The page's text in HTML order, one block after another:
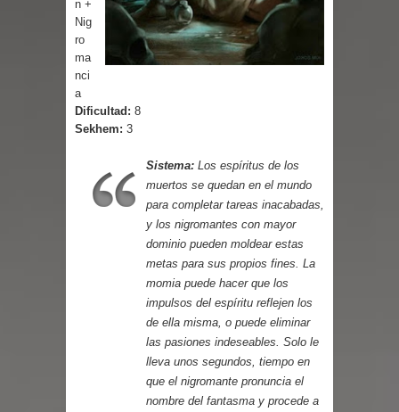
Cuentos
n +
Nig
ro
ma
nci
a
Dificultad: 8
Sekhem: 3
Sistema: Los espíritus de los
muertos se quedan en el mundo
para completar tareas inacabadas,
y los nigromantes con mayor
dominio pueden moldear estas
metas para sus propios fines. La
momia puede hacer que los
impulsos del espíritu reflejen los
de ella misma, o puede eliminar
las pasiones indeseables. Solo le
lleva unos segundos, tiempo en
que el nigromante pronuncia el
nombre del fantasma y procede a